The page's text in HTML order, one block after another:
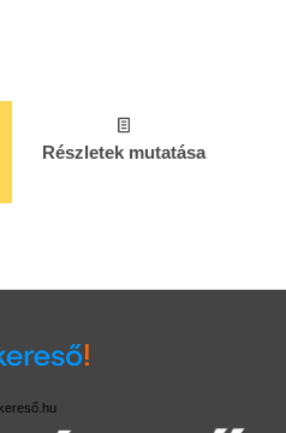
Részletek mutatása